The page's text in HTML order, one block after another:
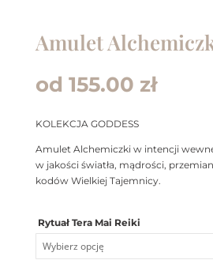
Amulet
od 155.00 zł
KOLEKCJA GODDESS
Amulet Alchemiczki w intencji
w jakości światła, mądrości,
kodów Wielkiej Tajemnicy.
Rytuał Tera Mai Reiki